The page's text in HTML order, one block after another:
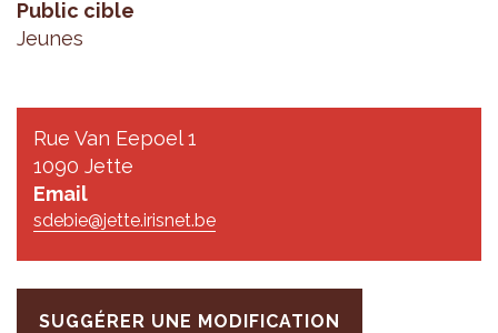
Public cible
Jeunes
Rue Van Eepoel 1
1090 Jette
Email
sdebie@jette.irisnet.be
SUGGÉRER UNE MODIFICATION